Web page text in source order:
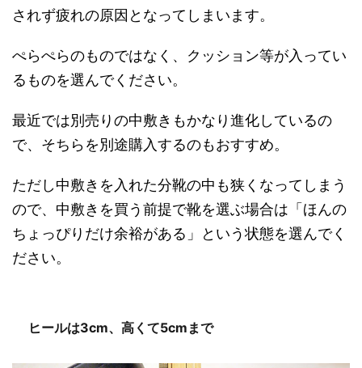
されず疲れの原因となってしまいます。
ぺらぺらのものではなく、クッション等が入ってい
るものを選んでください。
最近では別売りの中敷きもかなり進化しているの
で、そちらを別途購入するのもおすすめ。
ただし中敷きを入れた分靴の中も狭くなってしまう
ので、中敷きを買う前提で靴を選ぶ場合は「ほんの
ちょっぴりだけ余裕がある」という状態を選んでく
ださい。
ヒールは3cm、高くて5cmまで